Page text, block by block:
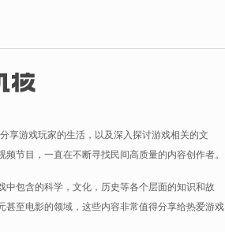
享游戏玩家的生活，以及深入探讨游戏相关的文
节目，一直在不断寻找民间高质量的内容创作者。
中包含的科学，文化，历史等各个层面的知识和故
甚至电影的领域，这些内容非常值得分享给热爱游戏